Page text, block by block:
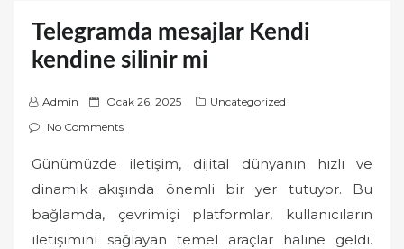
Telegramda mesajlar Kendi
kendine silinir mi
Admin
P
o
t
e
d
Ocak 26, 2025
Uncategorized
No Comments
Günümüzde iletişim, dijital dünyanın hızlı ve
dinamik akışında önemli bir yer tutuyor. Bu
bağlamda, çevrimiçi platformlar, kullanıcıların
iletişimini sağlayan temel araçlar haline geldi.